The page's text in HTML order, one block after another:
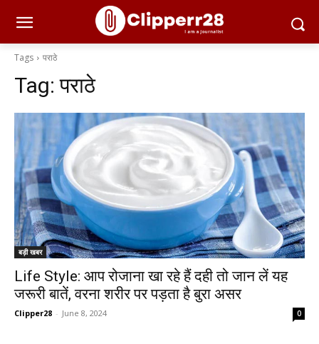
Tags पराठे
Tag:पराठे
बड़ी खबर
Life Style: आप रोजाना खा रहे हैं दही तो जान लें यह
जरूरी बातें, वरना शरीर पर पड़ता है बुरा असर
Clipper28 - June 8, 2024 0